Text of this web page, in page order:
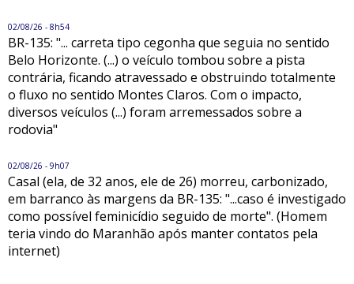
02/08/26 - 8h54
BR-135: "... carreta tipo cegonha que seguia no sentido
Belo Horizonte. (...) o veículo tombou sobre a pista
contrária, ficando atravessado e obstruindo totalmente
o fluxo no sentido Montes Claros. Com o impacto,
diversos veículos (...) foram arremessados sobre a
rodovia"
02/08/26 - 9h07
Casal (ela, de 32 anos, ele de 26) morreu, carbonizado,
em barranco às margens da BR-135: "...caso é investigado
como possível feminicídio seguido de morte". (Homem
teria vindo do Maranhão após manter contatos pela
internet)